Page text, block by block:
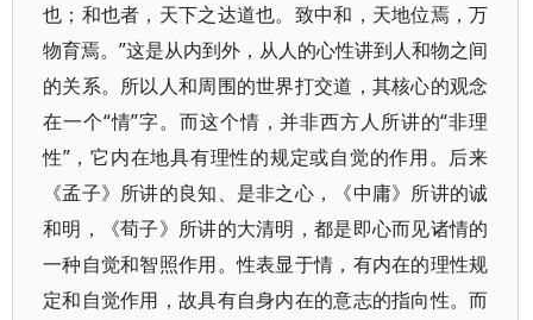
也；和也者，天下之达道也。致中和，天地位焉，万
物育焉。”这是从内到外，从人的心性讲到人和物之间
的关系。所以人和周围的世界打交道，其核心的观念
在一个“情”字。而这个情，并非西方人所讲的“非理
性”，它内在地具有理性的规定或自觉的作用。后来
《孟子》所讲的良知、是非之心，《中庸》所讲的诚
和明，《荀子》所讲的大清明，都是即心而见诸情的
一种自觉和智照作用。性表显于情，有内在的理性规
定和自觉作用，故具有自身内在的意志的指向性。而